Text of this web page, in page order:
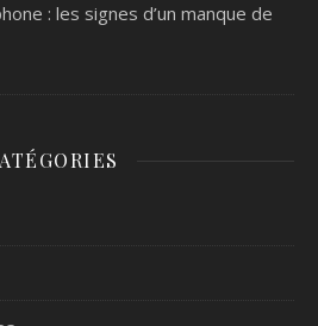
: les signes d’un manque de